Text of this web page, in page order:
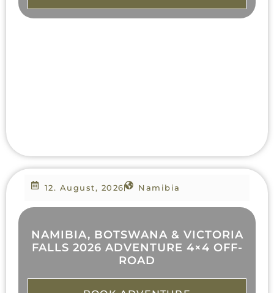
12. August, 2026 Namibia
NAMIBIA, BOTSWANA & VICTORIA
FALLS 2026 ADVENTURE 4×4 OFF-
ROAD